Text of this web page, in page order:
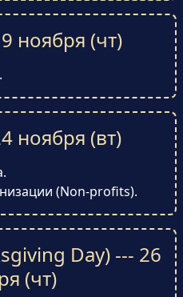
ноября (чт)
ноября (вт)
(Non-profits).
Day) --- 26
(чт)